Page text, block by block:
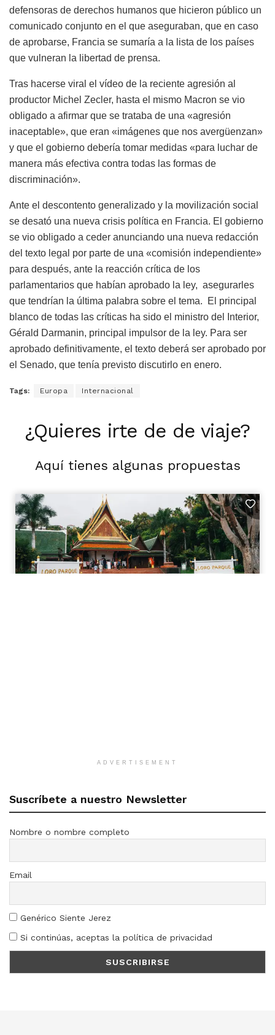
defensoras de derechos humanos que hicieron público un
comunicado conjunto en el que aseguraban, que en caso
de aprobarse, Francia se sumaría a la lista de los países
que vulneran la libertad de prensa.
Tras hacerse viral el vídeo de la reciente agresión al
productor Michel Zecler, hasta el mismo Macron se vio
obligado a afirmar que se trataba de una «agresión
inaceptable», que eran «imágenes que nos avergüenzan»
y que el gobierno debería tomar medidas «para luchar de
manera más efectiva contra todas las formas de
discriminación».
Ante el descontento generalizado y la movilización social
se desató una nueva crisis política en Francia. El gobierno
se vio obligado a ceder anunciando una nueva redacción
del texto legal por parte de una «comisión independiente»
para después, ante la reacción crítica de los
parlamentarios que habían aprobado la ley, asegurarles
que tendrían la última palabra sobre el tema. El principal
blanco de todas las críticas ha sido el ministro del Interior,
Gérald Darmanin, principal impulsor de la ley. Para ser
aprobado definitivamente, el texto deberá ser aprobado por
el Senado, que tenía previsto discutirlo en enero.
Tags: Europa Internacional
¿Quieres irte de de viaje?
Aquí tienes algunas propuestas
ADVERTISEMENT
Suscríbete a nuestro Newsletter
Nombre o nombre completo
Email
Genérico Siente Jerez
Si continúas, aceptas la política de privacidad